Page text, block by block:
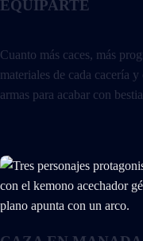
EQUIPARTE
Cuanto más caces, más
materiales de cada cacería
armas para acabar con